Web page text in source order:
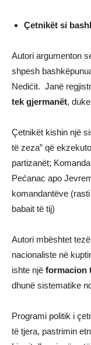
Çetnikët si
Autori argumenton
shpesh
Nedićit. Janë
tek gjermanët,
Çetnikët kishin një
të zeza” që
partizanët;
Pećanac apo
komandantëve
babait të tij)
Autori mbështet
nacionaliste në
ishte një formacion
dhunë sistematike
Programi politik i
të tjera, pastrimin